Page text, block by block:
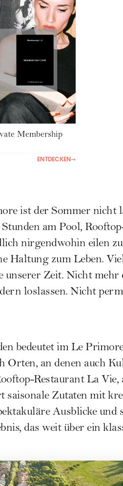
Membership
ENTDECKEN→
ist der Sommer nicht
am Pool,
nirgendwohin eilen
Haltung zum Leben.
unserer Zeit. Nicht mehr
loslassen. Nicht
bedeutet im Le
Orten, an denen auch
Restaurant La
saisonale Zutaten mit
Ausblicke
das weit über ein